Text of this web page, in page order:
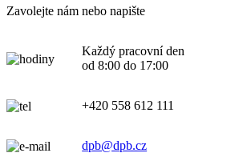
Zavolejte nám nebo napište
Každý pracovní den
od 8:00 do 17:00
+420 558 612 111
dpb@dpb.cz